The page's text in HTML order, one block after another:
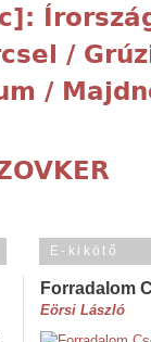
/
/
E-kikötő
Forradalom
Eörsi László